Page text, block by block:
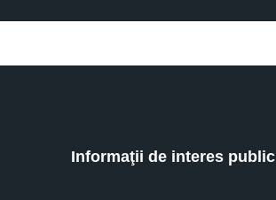
Informaţii de interes public